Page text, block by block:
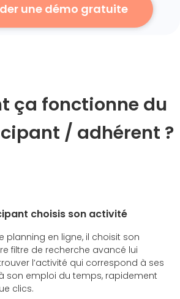
une démo gratuite
ça fonctionne du
/ adhérent ?
choisis son activité
planning en ligne, il choisit son
filtre de recherche avancé lui
l’activité qui correspond à ses
son emploi du temps, rapidement
clics.